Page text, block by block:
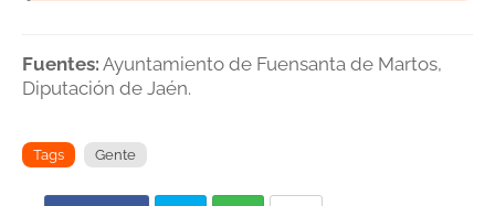
Fuentes: Ayuntamiento de Fuensanta de Martos,
Diputación de Jaén.
Tags Gente